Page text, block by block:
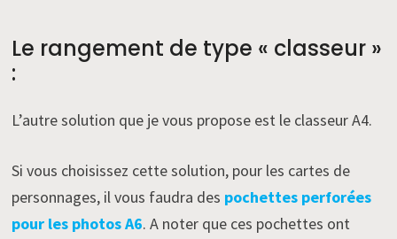
Le rangement de type « classeur »
:
L’autre solution que je vous propose est le classeur A4.
Si vous choisissez cette solution, pour les cartes de
personnages, il vous faudra des pochettes perforées
pour les photos A6. A noter que ces pochettes ont